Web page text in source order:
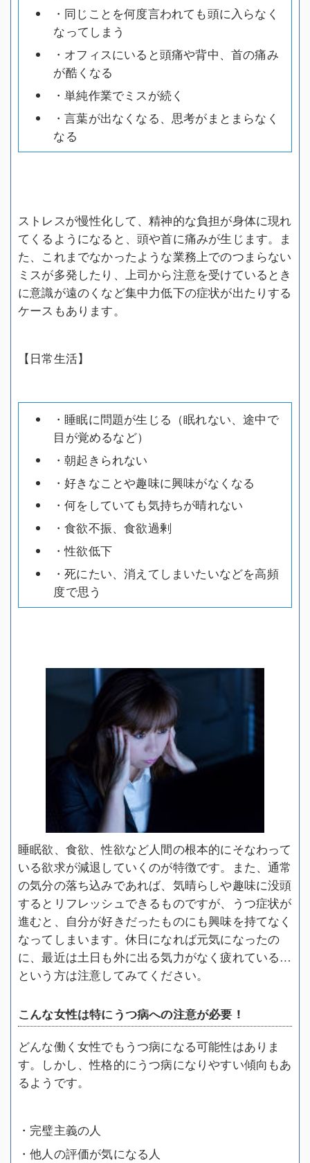
・同じことを何度言われても頭に入らなく
なってしまう
・オフィスにいると頭痛や背中、首の痛み
が酷くなる
・単純作業でミスが続く
・言葉が出なくなる、思考がまとまらなく
なる
ストレスが慢性化して、精神的な負担が身体に現れ
てくるようになると、頭や首に痛みが生じます。ま
た、これまでなかったような業務上でのつまらない
ミスが多発したり、上司から注意を受けているとき
に意識が遠のくなど集中力低下の症状が出たりする
ケースもあります。
【日常生活】
・睡眠に問題が生じる（眠れない、途中で
目が覚めるなど）
・朝起きられない
・好きなことや趣味に興味がなくなる
・何をしていても気持ちが晴れない
・食欲不振、食欲過剰
・性欲低下
・死にたい、消えてしまいたいなどを高頻
度で思う
睡眠欲、食欲、性欲など人間の根本的にそなわって
いる欲求が減退していくのが特徴です。また、通常
の気分の落ち込みであれば、気晴らしや趣味に没頭
するとリフレッシュできるものですが、うつ症状が
進むと、自分が好きだったものにも興味を持てなく
なってしまいます。休日になれば元気になったの
に、最近は土日も外に出る気力がなく疲れている…
という方は注意してみてください。
こんな女性は特にうつ病への注意が必要！
どんな働く女性でもうつ病になる可能性はありま
す。しかし、性格的にうつ病になりやすい傾向もあ
るようです。
・完璧主義の人
・他人の評価が気になる人